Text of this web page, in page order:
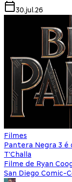
30.jul.26
Filmes
Pantera Negra 3 é
T'Challa
Filme de Ryan
San Diego Comic-